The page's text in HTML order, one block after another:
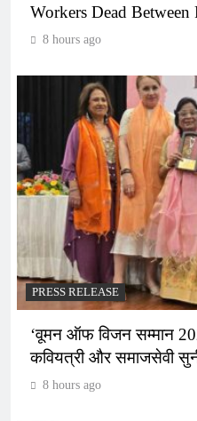
Workers Dead
8 hours ago
PRESS RELEASE
‘वूमन ऑफ विजन सम्मान
कवियत्री और समाजसेवी
8 hours ago